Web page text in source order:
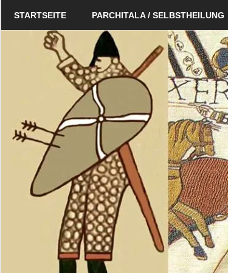
Schildverlag
STARTSEITE PARCHITALA / SELBSTHEILUNG